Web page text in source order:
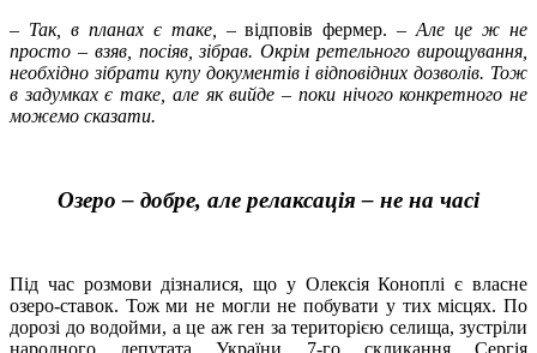
– Так, в планах є таке, – відповів фермер.– Але це ж не
просто –взяв, посіяв, зібрав. Окрім ретельного вирощування,
необхідно зібрати купу документів і відповідних дозволів. Тож
в задумках є таке, але як вийде– поки нічого конкретного не
можемо сказати.
Озеро– добре, але релаксація– не на часі
Під час розмови дізналися, що у Олексія Коноплі є власне
озеро-ставок. Тож ми не могли не побувати у тих місцях. По
дорозі до водойми, а це аж ген за територією селища, зустріли
народного депутата України 7-го скликання Сергія